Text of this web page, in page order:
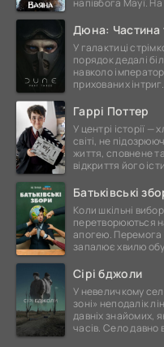
Дюна: Частина
У галактиці
порядок дедалі
навколо
прихованих
Гаррі Поттер
У центрі історії
світі, не
життя, сповнене
відкриття його
Батьківські
Коли шкільні
перетворюються
апогею. Перемога
запалює хвилю
Сірі бджоли
У невеличкому
зоні» неподалік
давніх знайомих,
часів. Село давно